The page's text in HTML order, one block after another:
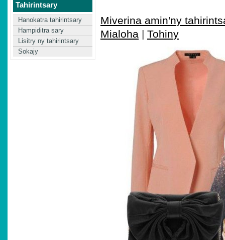
Tahirintsary
Hanokatra tahirintsary
Hampiditra sary
Lisitry ny tahirintsary
Sokajy
Miverina amin'ny
Mialoha | Tohiny